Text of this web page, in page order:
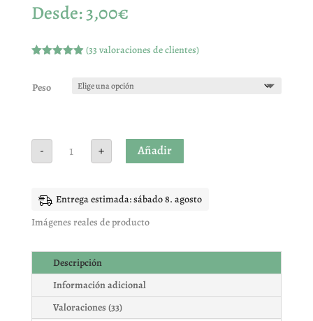
Desde:3,00€
5 en base
a
(33valoraciones de clientes)
Peso
- gominola
cantidad
+ Añadir
Entrega estimada: sábado 8. agosto
Imágenes reales de producto
Descripción
Información adicional
Valoraciones (33)